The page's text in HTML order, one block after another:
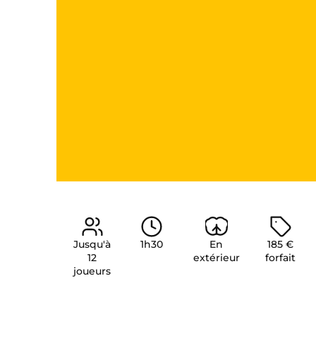
Jusqu'à
12
joueurs
1h30
En
extérieur
185 €
forfait